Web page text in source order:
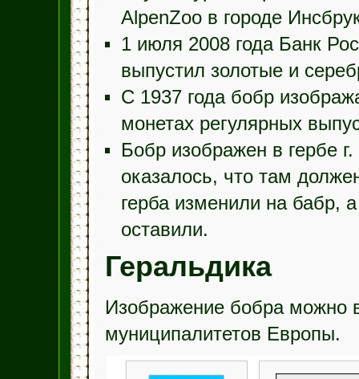
AlpenZoo в городе
1 июля 2008 года Банк
выпустил золотые и
С 1937 года бобр
монетах регулярных
Бобр изображен в гербе
оказалось, что там
герба изменили на бабр,
оставили.
Геральдика
Изображение бобра можно
муниципалитетов Европы.